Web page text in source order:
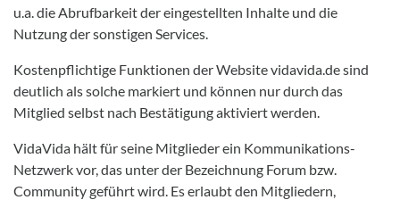
u.a. die Abrufbarkeit der eingestellten Inhalte und die
Nutzung der sonstigen Services.
Kostenpflichtige Funktionen der Website vidavida.de sind
deutlich als solche markiert und können nur durch das
Mitglied selbst nach Bestätigung aktiviert werden.
VidaVida hält für seine Mitglieder ein Kommunikations-
Netzwerk vor, das unter der Bezeichnung Forum bzw.
Community geführt wird. Es erlaubt den Mitgliedern,